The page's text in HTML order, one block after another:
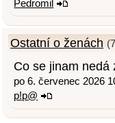
Pedromil
Ostatní o ženách
Co se jinam nedá
po 6. červenec 2026
p!p@